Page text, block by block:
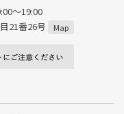
～19:00
21番26号
Map